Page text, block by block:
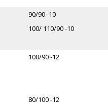
90/90 -10
100/ 110/90 -10
100/90 -12
80/100 -12